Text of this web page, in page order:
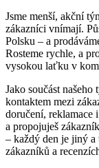
Jsme menší, akční
zákazníci vnímají.
Polsku – a
Rosteme rychle, a
vysokou laťku v
Jako součást
kontaktem mezi
doručení, reklamace
a propojuješ
– každý den je jiný a
zákazníků a